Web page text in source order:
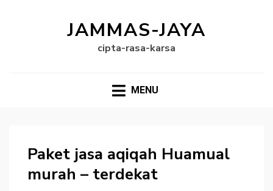
JAMMAS-JAYA
cipta-rasa-karsa
MENU
Paket jasa aqiqah Huamual
murah – terdekat